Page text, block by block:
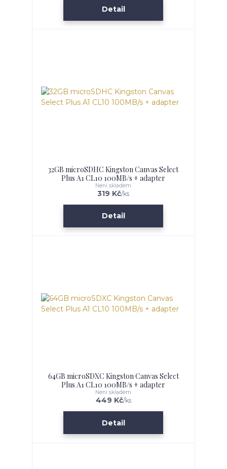
Detail
32GB microSDHC Kingston Canvas Select
Plus A1 CL10 100MB/s + adapter
319 Kč/ks
Není skladem
Detail
64GB microSDXC Kingston Canvas Select
Plus A1 CL10 100MB/s + adapter
449 Kč/ks
Není skladem
Detail